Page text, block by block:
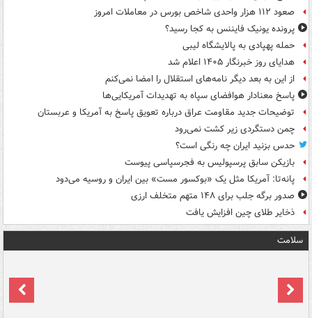
صعود ۱۱۲ هزار واحدی شاخص بورس در معاملات امروز
پرونده یونیک فایننس به کجا رسید؟
حمله پهپادی به پالایشگاه لیبی
هدایای روز خبرنگار ۱۴۰۵ اعلام شد
از این به بعد دیگر نامه‌های استقلال را امضا نمی‌کنم
پاسخ معنادار هوافضای سپاه به تهدیدات آمریکایی‌ها
توضیحات جدید مقاومت عراق درباره تعویق پاسخ به آمریکا و عربستان
چمن دستگردی زیر کشت نمی‌رود
حدس بزنید ایران چه رنگی است؟
بازیکن سابق پرسپولیس به فجرسپاسی پیوست
پانه‌تا: آمریکا مثل یک «بوکسور مست» بین ایران و روسیه می‌دود
صدور برگه جلب برای ۱۴۸ متهم متخلف ارزی
ذخایر طلای چین افزایش یافت
سلامت